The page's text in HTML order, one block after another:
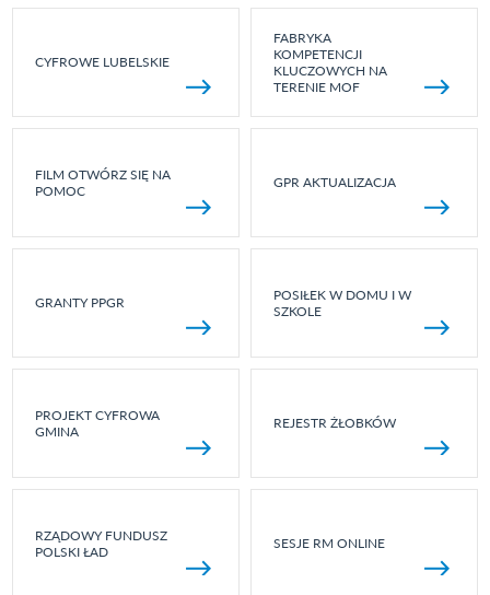
CYFROWE LUBELSKIE
FABRYKA
KOMPETENCJI
KLUCZOWYCH NA
TERENIE MOF
FILM OTWÓRZ SIĘ NA
POMOC
GPR AKTUALIZACJA
GRANTY PPGR
POSIŁEK W DOMU I W
SZKOLE
PROJEKT CYFROWA
GMINA
REJESTR ŻŁOBKÓW
RZĄDOWY FUNDUSZ
POLSKI ŁAD
SESJE RM ONLINE